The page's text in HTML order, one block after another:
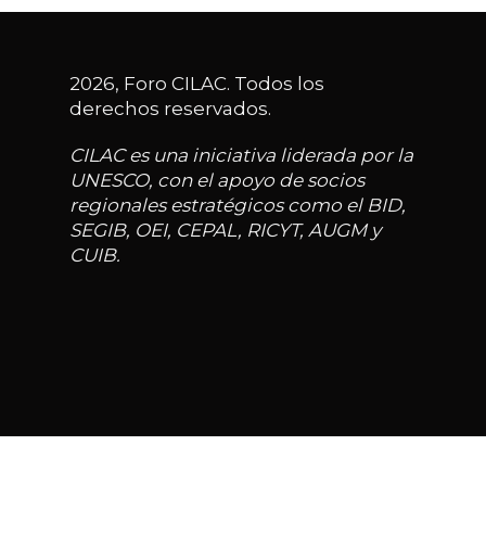
2026, Foro CILAC. Todos los
derechos reservados.
CILAC es una iniciativa liderada por la
UNESCO, con el apoyo de socios
regionales estratégicos como el BID,
SEGIB, OEI, CEPAL, RICYT, AUGM y
CUIB.